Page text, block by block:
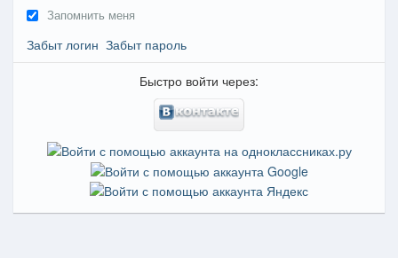
Запомнить меня
Забыт логин Забыт пароль
Быстро войти через: